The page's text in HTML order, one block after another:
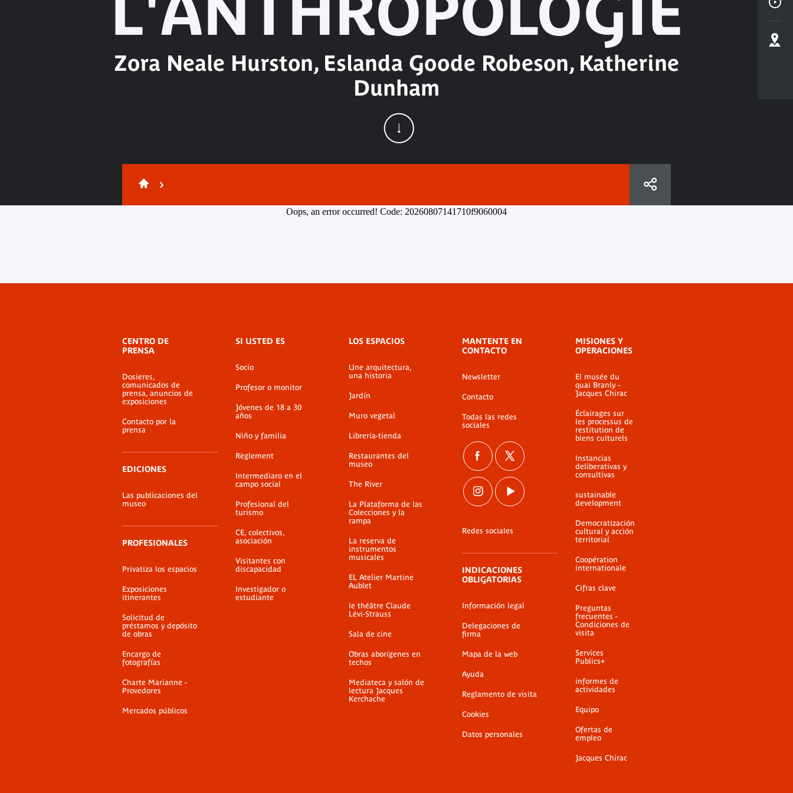
Zora Neale Hurston, Eslanda Goode Robeson, Katherine
Dunham
Oops, an error occurred! Code: 20260807141710f9060004
de
pie
página
CENTRO DE
PRENSA
Dosieres,
comunicados de
prensa, anuncios de
exposiciones
Contacto por la
prensa
EDICIONES
Las publicaciones del
museo
PROFESIONALES
Privatiza los espacios
Exposiciones
itinerantes
Solicitud de
préstamos y depósito
de obras
Encargo de
fotografías
Charte Marianne -
Provedores
Mercados públicos
SI USTED ES
Socio
Profesor o monitor
Jóvenes de 18 a 30
años
Niño y familia
Règlement
Intermediaro en el
campo social
Profesional del
turismo
CE, colectivos,
asociación
Visitantes con
discapacidad
Investigador o
estudiante
LOS ESPACIOS
Une arquitectura,
una historia
Jardín
Muro vegetal
Librería-tienda
Restaurantes del
museo
The River
La Plataforma de las
Colecciones y la
rampa
La reserva de
instrumentos
musicales
EL Atelier Martine
Aublet
le théâtre Claude
Lévi-Strauss
Sala de cine
Obras aborígenes en
techos
Mediateca y salón de
lectura Jacques
Kerchache
MANTENTE EN
CONTACTO
Newsletter
Contacto
Todas las redes
sociales
Redes sociales
INDICACIONES
OBLIGATORIAS
Información legal
Delegaciones de
firma
Mapa de la web
Ayuda
Reglamento de visita
Cookies
Datos personales
MISIONES Y
OPERACIONES
El musée du
quai Branly -
Jacques Chirac
Éclairages sur
les processus de
restitution de
biens culturels
Instancias
deliberativas y
consultivas
sustainable
development
Democratización
cultural y acción
territorial
Coopération
internationale
Cifras clave
Preguntas
frecuentes -
Condiciones de
visita
Services
Publics+
informes de
actividades
Equipo
Ofertas de
empleo
Jacques Chirac